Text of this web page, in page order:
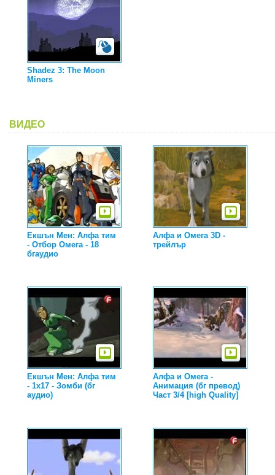
Shadez 3: The Moon
Miners
ВИДЕО
Екшън Мен: Алфа тим
- Отбор Омега - 18
бгаудио
Алфа и Омега 3D -
трейлър
Екшън Мен: Алфа тим
- 1x17 - Зомби (бг
аудио)
Алфа и Омега -
Анимация (бг превод)
Част 3/4 [high Quality]